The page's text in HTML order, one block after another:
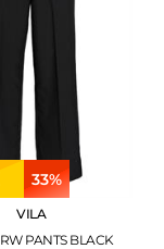
33%
VILA
PANTS BLACK